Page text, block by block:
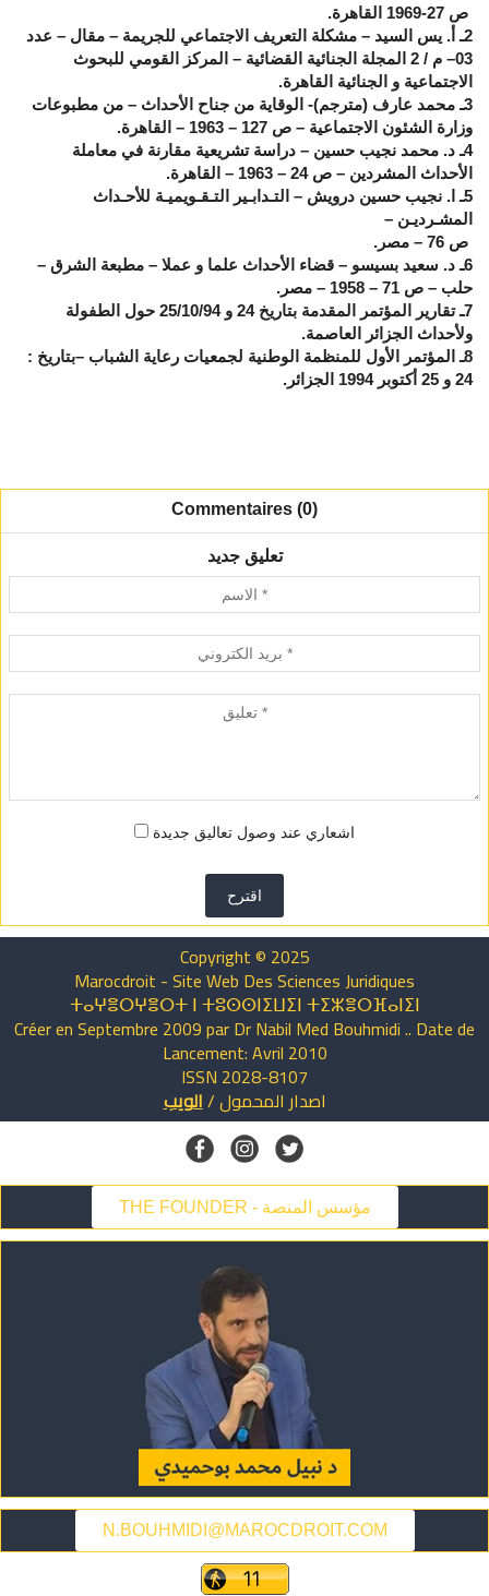
ص 27-1969 القاهرة.
2ـ أ. يس السيد – مشكلة التعريف الاجتماعي للجريمة – مقال – عدد
03– م / 2 المجلة الجنائية القضائية – المركز القومي للبحوث
الاجتماعية و الجنائية القاهرة.
3ـ محمد عارف (مترجم)- الوقاية من جناح الأحداث – من مطبوعات
وزارة الشئون الاجتماعية – ص 127 – 1963 – القاهرة.
4ـ د. محمد نجيب حسين – دراسة تشريعية مقارنة في معاملة
الأحداث المشردين – ص 24 – 1963 – القاهرة.
5ـ ا. نجيب حسين درويش – التـدابـير التـقـويميـة للأحـداث
المشـرديـن –
ص 76 – مصر.
6ـ د. سعيد بسيسو – قضاء الأحداث علما و عملا – مطبعة الشرق –
حلب – ص 71 – 1958 – مصر.
7ـ تقارير المؤتمر المقدمة بتاريخ 24 و 25/10/94 حول الطفولة
ولأحداث الجزائر العاصمة.
8ـ المؤتمر الأول للمنظمة الوطنية لجمعيات رعاية الشباب –بتاريخ :
24 و 25 أكتوبر 1994 الجزائر.
Commentaires (0)
تعليق جديد
اشعاري عند وصول تعاليق جديدة
اقترح
Copyright © 2025
Marocdroit - Site Web Des Sciences Juridiques
ⵜⴰⵖⴻⵔⵖⴻⵔⵜ ⵏ ⵜⵓⵙⵙⵏⵉⵡⵉⵏ ⵜⵉⵣⴻⵔⴼⴰⵏⵉⵏ
Créer en Septembre 2009 par Dr Nabil Med Bouhmidi .. Date de
Lancement: Avril 2010
ISSN 2028-8107
اصدار المحمول/الويب
THE FOUNDER - مؤسس المنصة
N.BOUHMIDI@MAROCDROIT.COM